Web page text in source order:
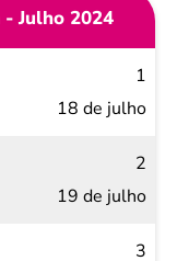
Julho 2024
1
18 de julho
2
19 de julho
3